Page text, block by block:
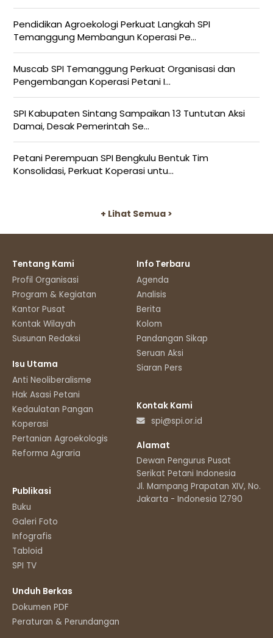
Pendidikan Agroekologi Perkuat Langkah SPI
Temanggung Membangun Koperasi Pe...
Muscab SPI Temanggung Perkuat Organisasi dan
Pengembangan Koperasi Petani I...
SPI Kabupaten Sintang Sampaikan 13 Tuntutan Aksi
Damai, Desak Pemerintah Se...
Petani Perempuan SPI Bengkulu Bentuk Tim
Konsolidasi, Perkuat Koperasi untu...
+ Lihat Semua >
Tentang Kami
Profil Organisasi
Program & Kegiatan
Kantor Pusat
Kontak Wilayah
Susunan Redaksi
Isu Utama
Anti Neoliberalisme
Hak Asasi Petani
Kedaulatan Pangan
Koperasi
Pertanian Agroekologis
Reforma Agraria
Publikasi
Buku
Galeri Foto
Infografis
Tabloid
SPI TV
Unduh Berkas
Dokumen PDF
Peraturan & Perundangan
Info Terbaru
Agenda
Analisis
Berita
Kolom
Pandangan Sikap
Seruan Aksi
Siaran Pers
Kontak Kami
spi@spi.or.id
Alamat
Dewan Pengurus Pusat
Serikat Petani Indonesia
Jl. Mampang Prapatan XIV, No.11
Jakarta - Indonesia 12790